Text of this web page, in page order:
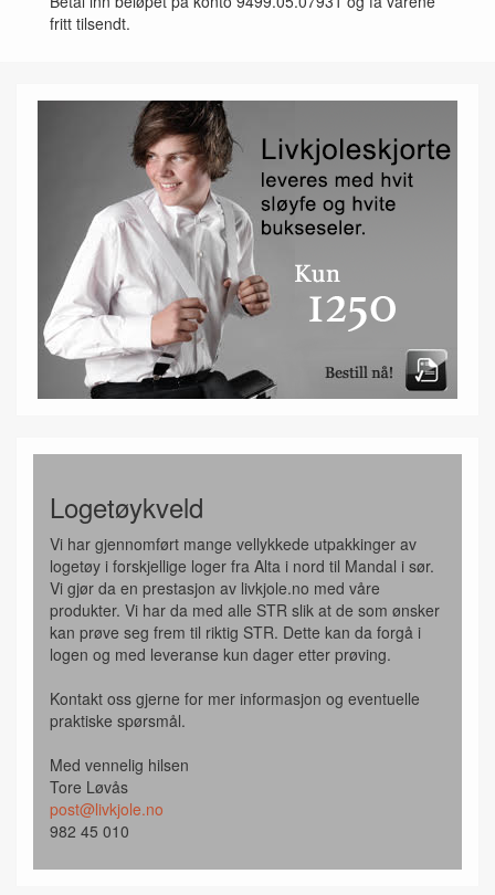
fritt tilsendt.
Logetøykveld
Vi har gjennomført mange vellykkede utpakkinger av
logetøy i forskjellige loger fra Alta i nord til Mandal i sør.
Vi gjør da en prestasjon av livkjole.no med våre
produkter. Vi har da med alle STR slik at de som ønsker
kan prøve seg frem til riktig STR. Dette kan da forgå i
logen og med leveranse kun dager etter prøving.
Kontakt oss gjerne for mer informasjon og eventuelle
praktiske spørsmål.
Med vennelig hilsen
Tore Løvås
post@livkjole.no
982 45 010